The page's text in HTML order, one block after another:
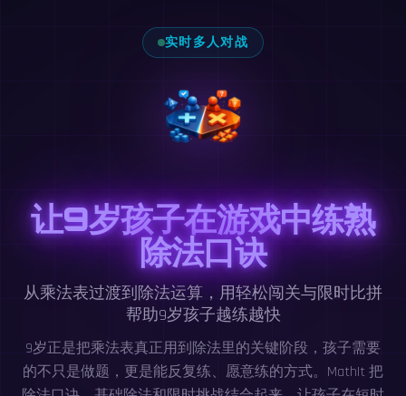
实时多人对战
让9岁孩子在游戏中练熟
除法口诀
从乘法表过渡到除法运算，用轻松闯关与限时比拼
帮助9岁孩子越练越快
9岁正是把乘法表真正用到除法里的关键阶段，孩子需要
的不只是做题，更是能反复练、愿意练的方式。MathIt 把